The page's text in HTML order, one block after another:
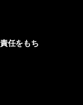
任をもち